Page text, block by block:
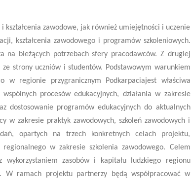
zawodowe, jak również umiejętności i uczenie
kształcenia zawodowego i programów szkoleniowych.
na bieżących potrzebach sfery pracodawców. Z drugiej
strony uczniów i studentów. Podstawowym warunkiem
w regionie przygranicznym Podkarpaciajest właściwa
procesów edukacyjnych, działania w zakresie
dostosowanie programów edukacyjnych do aktualnych
w zakresie praktyk zawodowych, szkoleń zawodowych i
opartych na trzech konkretnych celach projektu,
w zakresie szkolenia zawodowego. Celem
zasobów i kapitału ludzkiego regionu
W ramach projektu partnerzy będą współpracować w